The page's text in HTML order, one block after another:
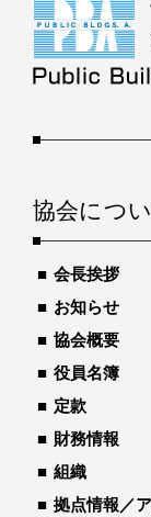
協会につ
会長挨拶
お知らせ
協会概要
役員名簿
定款
財務情報
組織
拠点情報／